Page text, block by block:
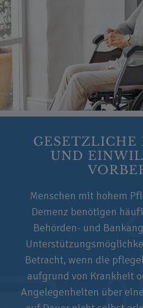
GESETZLICHE
UND
Menschen mit hohem
Demenz benötigen
Behörden- und
Betracht, wenn die
aufgrund von Krankheit
Angelegenheiten über